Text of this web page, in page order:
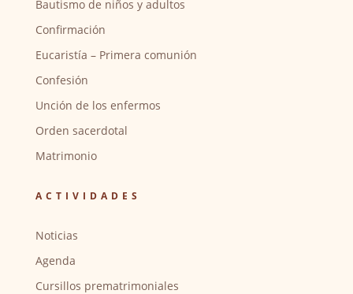
Bautismo de niños y adultos
Confirmación
Eucaristía – Primera comunión
Confesión
Unción de los enfermos
Orden sacerdotal
Matrimonio
ACTIVIDADES
Noticias
Agenda
Cursillos prematrimoniales